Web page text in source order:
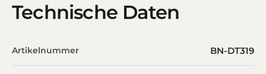
Technische Daten
Artikelnummer BN-DT319